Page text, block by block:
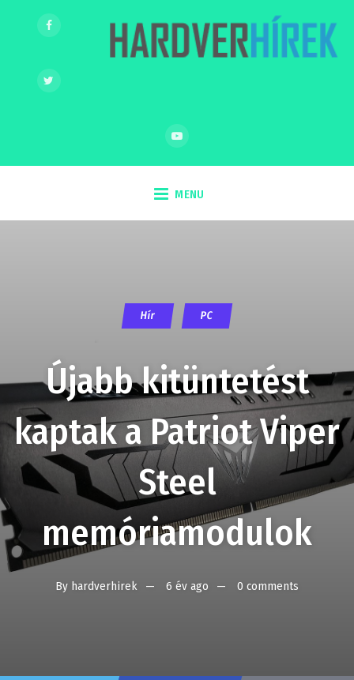
MENU
Hír PC
Újabb kitüntetést
kaptak a Patriot Viper
Steel
memóriamodulok
By hardverhirek 6 év ago 0 comments